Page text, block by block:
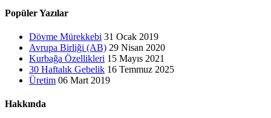
Popüler Yazılar
Dövme Mürekkebi 31 Ocak 2019
Avrupa Birliği (AB) 29 Nisan 2020
Kurbağa Özellikleri 15 Mayıs 2021
30 Haftalık Gebelik 16 Temmuz 2025
Üretim 06 Mart 2019
Hakkında